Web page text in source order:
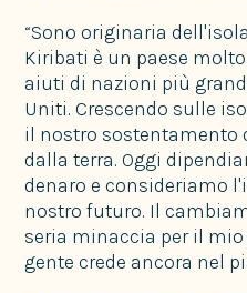
“Sono originaria
Kiribati è un paese
aiuti di nazioni più
Uniti. Crescendo sulle
il nostro sostentamento
dalla terra. Oggi
denaro e consideriamo
nostro futuro. Il
seria minaccia per il mio
gente crede ancora nel